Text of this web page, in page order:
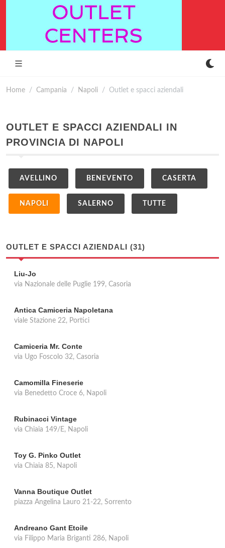
Home Campania Napoli Outlet e spacci aziendali
OUTLET E SPACCI AZIENDALI IN
PROVINCIA DI NAPOLI
AVELLINO BENEVENTO CASERTA
NAPOLI SALERNO TUTTE
OUTLET E SPACCI AZIENDALI (31)
Liu-Jo
via Nazionale delle Puglie 199, Casoria
Antica Camiceria Napoletana
viale Stazione 22, Portici
Camiceria Mr. Conte
via Ugo Foscolo 32, Casoria
Camomilla Fineserie
via Benedetto Croce 6, Napoli
Rubinacci Vintage
via Chiaia 149/E, Napoli
Toy G. Pinko Outlet
via Chiaia 85, Napoli
Vanna Boutique Outlet
piazza Angelina Lauro 21-22, Sorrento
Andreano Gant Etoile
via Filippo Maria Briganti 286, Napoli